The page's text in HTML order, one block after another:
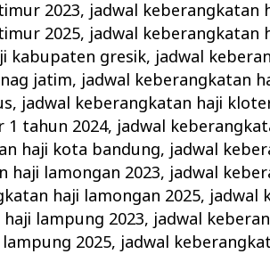
2023, jadwal keberangkatan
2025, jadwal keberangkatan
kabupaten gresik, jadwal
jatim, jadwal keberangkatan
, jadwal keberangkatan haji
1 tahun 2024, jadwal
haji kota bandung, jadwal
haji lamongan 2023, jadwal
haji lamongan 2025, jadwal
lampung 2023, jadwal
2025, jadwal